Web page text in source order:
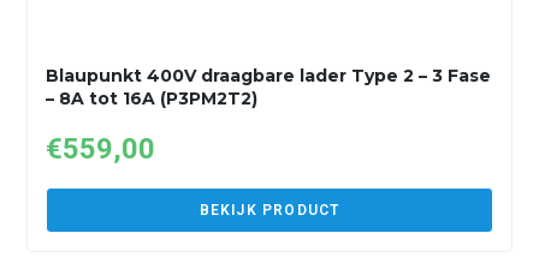
Blaupunkt 400V draagbare lader Type 2 – 3 Fase
– 8A tot 16A (P3PM2T2)
€559,00
BEKIJK PRODUCT